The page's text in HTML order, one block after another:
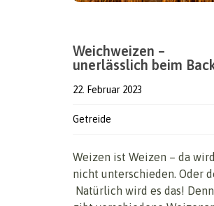
Weichweizen –
unerlässlich beim
22. Februar 2023
Getreide
Weizen ist Weizen – da wird
nicht unterschieden. Oder
Natürlich wird es das!